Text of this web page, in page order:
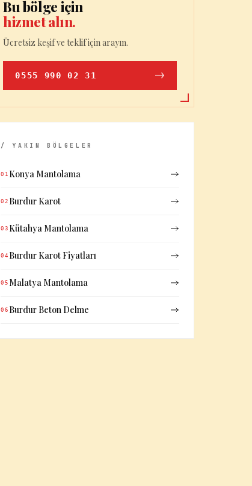
Bu bölge için
hizmet alın.
Ücretsiz keşif ve teklif için arayın.
0555 990 02 31
/ YAKIN BÖLGELER
01 Konya Mantolama
02 Burdur Karot
03 Kütahya Mantolama
04 Burdur Karot Fiyatları
05 Malatya Mantolama
06 Burdur Beton Delme